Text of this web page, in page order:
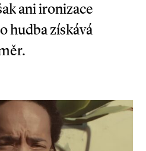
ani ironizace
hudba získává